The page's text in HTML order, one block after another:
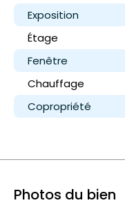
Exposition
Étage
Fenêtre
Chauffage
Copropriété
Photos du bien